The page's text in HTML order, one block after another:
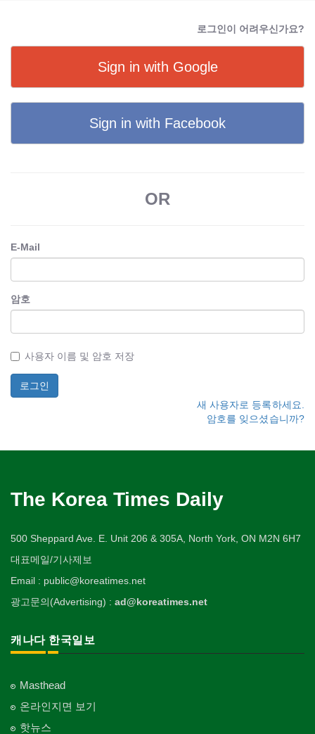
로그인이 어려우신가요?
Sign in with Google
Sign in with Facebook
OR
E-Mail
암호
사용자 이름 및 암호 저장
새 사용자로 등록하세요.
암호를 잊으셨습니까?
The Korea Times Daily
500 Sheppard Ave. E. Unit 206 & 305A, North York, ON M2N 6H7
대표메일/기사제보
Email : public@koreatimes.net
광고문의(Advertising) : ad@koreatimes.net
캐나다 한국일보
Masthead
온라인지면 보기
핫뉴스